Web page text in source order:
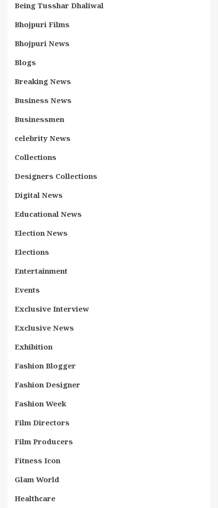
Being Tusshar Dhaliwal
Bhojpuri Films
Bhojpuri News
Blogs
Breaking News
Business News
Businessmen
celebrity News
Collections
Designers Collections
Digital News
Educational News
Election News
Elections
Entertainment
Events
Exclusive Interview
Exclusive News
Exhibition
Fashion Blogger
Fashion Designer
Fashion Week
Film Directors
Film Producers
Fitness Icon
Glam World
Healthcare